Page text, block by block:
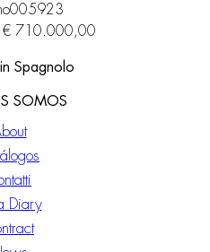
€ 710.000,00
Spagnolo
SOMOS
Diary